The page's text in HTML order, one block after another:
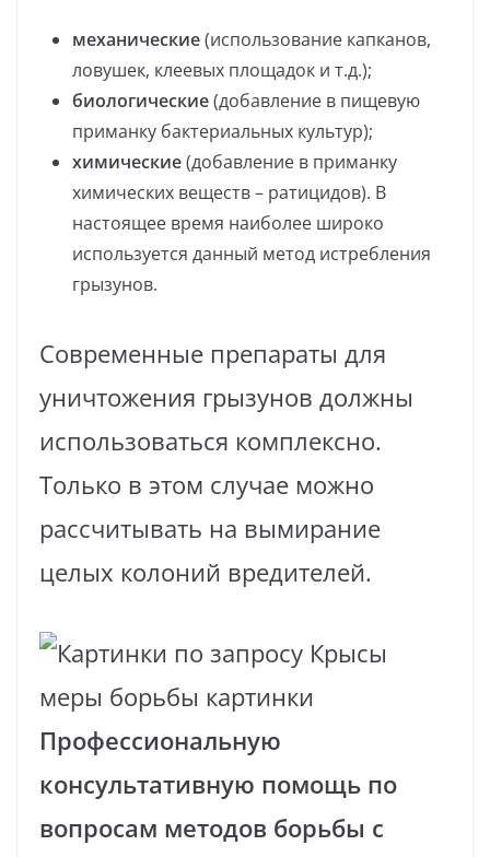
механические(использование капканов,
ловушек, клеевых площадок и т.д.);
биологические(добавление в пищевую
приманку бактериальных культур);
химические(добавление в приманку
химических веществ – ратицидов). В
настоящее время наиболее широко
используется данный метод истребления
грызунов.
Современные препараты для
уничтожения грызунов должны
использоваться комплексно.
Только в этом случае можно
рассчитывать на вымирание
целых колоний вредителей.
Профессиональную
консультативную помощь по
вопросам методов борьбы с